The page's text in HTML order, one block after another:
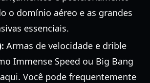
o domínio aéreo e as grandes
essenciais.
Armas de velocidade e drible
Immense Speed ou Big Bang
Você pode frequentemente